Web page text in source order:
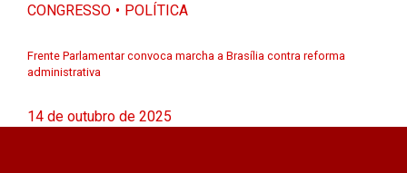
CONGRESSO POLÍTICA
Frente Parlamentar convoca marcha a Brasília contra reforma
administrativa
14 de outubro de 2025